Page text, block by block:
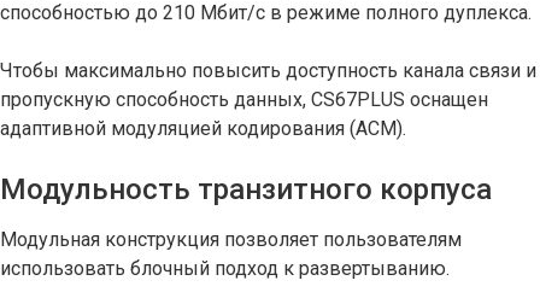
способностью до 210 Мбит/с в режиме полного дуплекса.
Чтобы максимально повысить доступность канала связи и
пропускную способность данных, CS67PLUS оснащен
адаптивной модуляцией кодирования (ACM).
Модульность транзитного корпуса
Модульная конструкция позволяет пользователям
использовать блочный подход к развертыванию.